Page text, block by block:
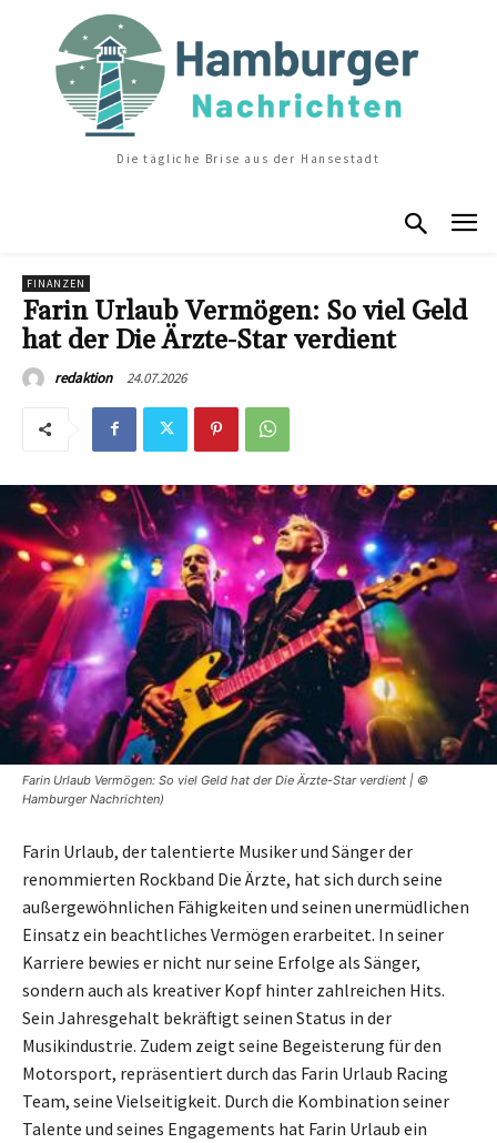
Die tägliche Brise aus der Hansestadt
FINANZEN
Farin Urlaub Vermögen: So viel Geld
hat der Die Ärzte-Star verdient
redaktion 24.07.2026
Farin Urlaub Vermögen: So viel Geld hat der Die Ärzte-Star verdient | ©
Hamburger Nachrichten)
Farin Urlaub, der talentierte Musiker und Sänger der
renommierten Rockband Die Ärzte, hat sich durch seine
außergewöhnlichen Fähigkeiten und seinen unermüdlichen
Einsatz ein beachtliches Vermögen erarbeitet. In seiner
Karriere bewies er nicht nur seine Erfolge als Sänger,
sondern auch als kreativer Kopf hinter zahlreichen Hits.
Sein Jahresgehalt bekräftigt seinen Status in der
Musikindustrie. Zudem zeigt seine Begeisterung für den
Motorsport, repräsentiert durch das Farin Urlaub Racing
Team, seine Vielseitigkeit. Durch die Kombination seiner
Talente und seines Engagements hat Farin Urlaub ein